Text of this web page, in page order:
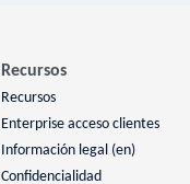
Recursos
Recursos
Enterprise acceso clientes
Información legal (en)
Confidencialidad